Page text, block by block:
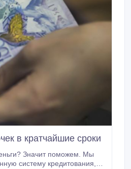
в кратчайшие сроки
Значит поможем. Мы
систему кредитования,